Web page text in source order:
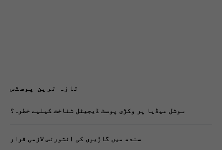
تازہ ترین پوسٹس
سوشل میڈیا پر وکڑی پوسٹ ڈیجیٹل شناخت کیلیے خطرہ؟
سندھ میں گاڑیوں کی انشورنس لازمی قرار